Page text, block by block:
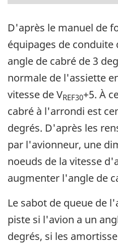
D'après le manuel de
équipages de conduite
angle de cabré de 3
normale de l'assiette
vitesse de VREF30+5. À
cabré à l'arrondi est
degrés. D'après les
par l'avionneur, une
noeuds de la vitesse
augmenter l'angle de
Le sabot de queue de
piste si l'avion a un
degrés, si les